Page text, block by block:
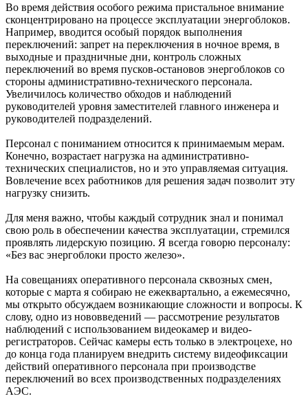
Во время действия особого режима пристальное внимание
сконцентрировано на процессе эксплуатации энергоблоков.
Например, вводится особый порядок выполнения
переключений: запрет на переключения в ночное время, в
выходные и праздничные дни, контроль сложных
переключений во время пусков-остановов энергоблоков со
стороны административно-технического персонала.
Увеличилось количество обходов и наблюдений
руководителей уровня заместителей главного инженера и
руководителей подразделений.
Персонал с пониманием относится к принимаемым мерам.
Конечно, возрастает нагрузка на административно-
технических специалистов, но и это управляемая ситуация.
Вовлечение всех работников для решения задач позволит эту
нагрузку снизить.
Для меня важно, чтобы каждый сотрудник знал и понимал
свою роль в обеспечении качества эксплуатации, стремился
проявлять лидерскую позицию. Я всегда говорю персоналу:
«Без вас энергоблоки просто железо».
На совещаниях оперативного персонала сквозных смен,
которые с марта я собираю не ежеквартально, а ежемесячно,
мы открыто обсуждаем возникающие сложности и вопросы. К
слову, одно из нововведений — рассмотрение результатов
наблюдений с использованием видеокамер и видео­
регистраторов. Сейчас камеры есть только в электроцехе, но
до конца года планируем внедрить систему видеофиксации
действий оперативного персонала при производстве
переключений во всех производственных подразделениях
АЭС.